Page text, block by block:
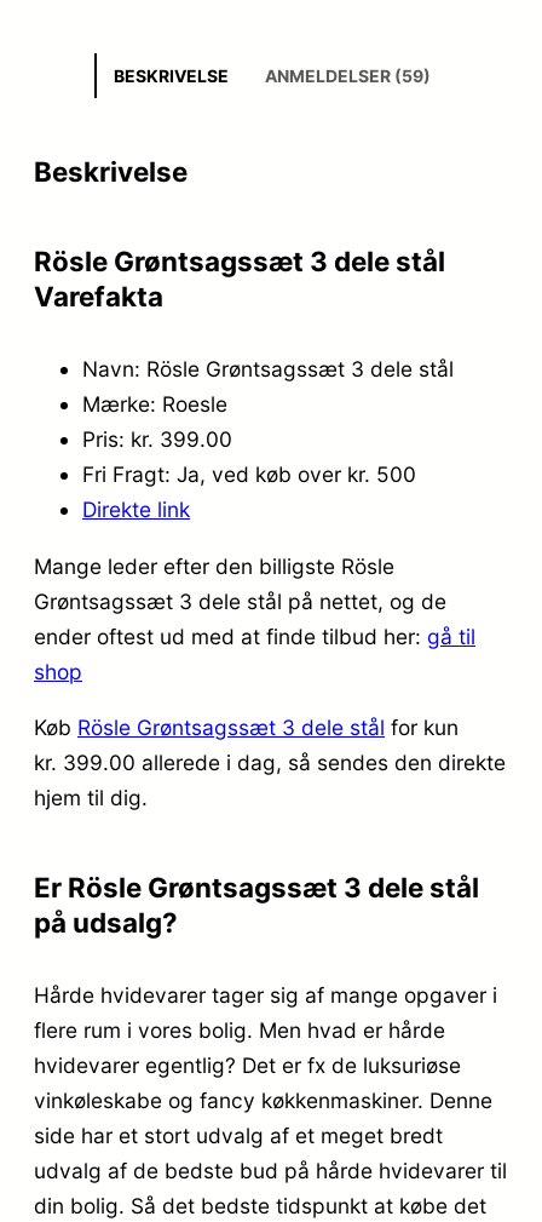
BESKRIVELSE ANMELDELSER (59)
Beskrivelse
Rösle Grøntsagssæt 3 dele stål
Varefakta
Navn: Rösle Grøntsagssæt 3 dele stål
Mærke: Roesle
Pris: kr. 399.00
Fri Fragt: Ja, ved køb over kr. 500
Direkte link
Mange leder efter den billigste Rösle
Grøntsagssæt 3 dele stål på nettet, og de
ender oftest ud med at finde tilbud her: gå til
shop
Køb Rösle Grøntsagssæt 3 dele stål for kun
kr. 399.00 allerede i dag, så sendes den direkte
hjem til dig.
Er Rösle Grøntsagssæt 3 dele stål
på udsalg?
Hårde hvidevarer tager sig af mange opgaver i
flere rum i vores bolig. Men hvad er hårde
hvidevarer egentlig? Det er fx de luksuriøse
vinkøleskabe og fancy køkkenmaskiner. Denne
side har et stort udvalg af et meget bredt
udvalg af de bedste bud på hårde hvidevarer til
din bolig. Så det bedste tidspunkt at købe det